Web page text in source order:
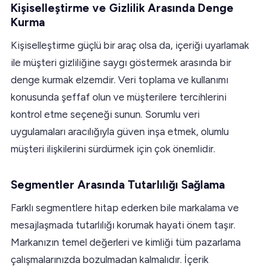
Kişiselleştirme ve Gizlilik Arasında Denge
Kurma
Kişiselleştirme güçlü bir araç olsa da, içeriği uyarlamak
ile müşteri gizliliğine saygı göstermek arasında bir
denge kurmak elzemdir. Veri toplama ve kullanımı
konusunda şeffaf olun ve müşterilere tercihlerini
kontrol etme seçeneği sunun. Sorumlu veri
uygulamaları aracılığıyla güven inşa etmek, olumlu
müşteri ilişkilerini sürdürmek için çok önemlidir.
Segmentler Arasında Tutarlılığı Sağlama
Farklı segmentlere hitap ederken bile markalama ve
mesajlaşmada tutarlılığı korumak hayati önem taşır.
Markanızın temel değerleri ve kimliği tüm pazarlama
çalışmalarınızda bozulmadan kalmalıdır. İçerik